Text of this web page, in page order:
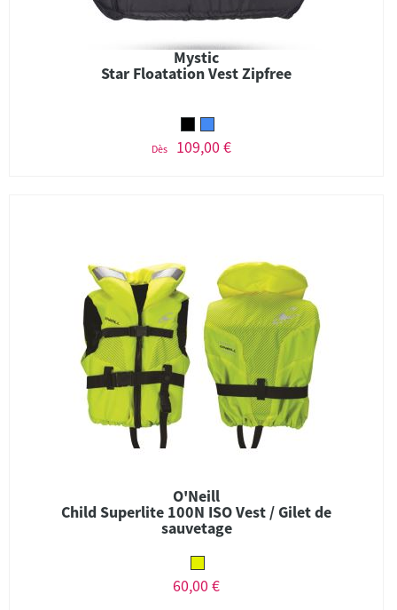
Mystic
Star Floatation Vest Zipfree
Dès 109,00 €
O'Neill
Child Superlite 100N ISO Vest / Gilet de
sauvetage
60,00 €